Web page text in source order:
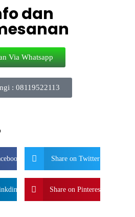
dan
Via Whatsapp
: 08119522113
Share on Twitter
Share on Pinterest